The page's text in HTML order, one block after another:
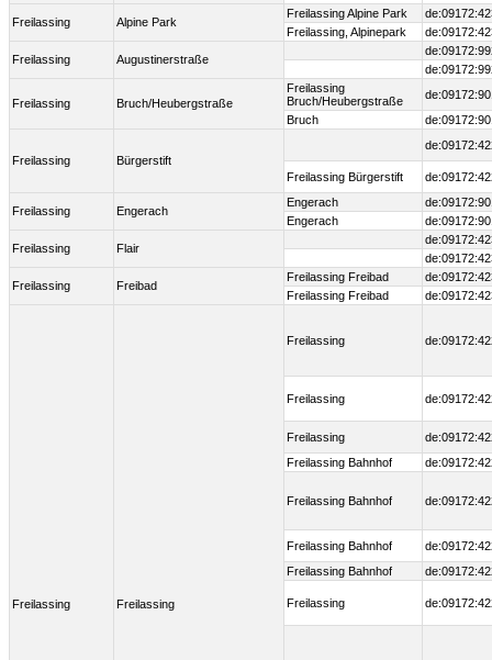
Freilassing Alpine Park
Freilassing Alpine Park
Freilassing, Alpinepark
Freilassing Augustinerstraße
Freilassing Bruch/Heubergstraße
Freilassing
Bruch/Heubergstraße
Bruch
Freilassing Bürgerstift
Freilassing Bürgerstift
Freilassing Engerach
Engerach
Engerach
Freilassing Flair
Freilassing Freibad
Freilassing Freibad
Freilassing Freibad
Freilassing Freilassing
Freilassing
Freilassing
Freilassing
Freilassing Bahnhof
Freilassing Bahnhof
Freilassing Bahnhof
Freilassing Bahnhof
Freilassing